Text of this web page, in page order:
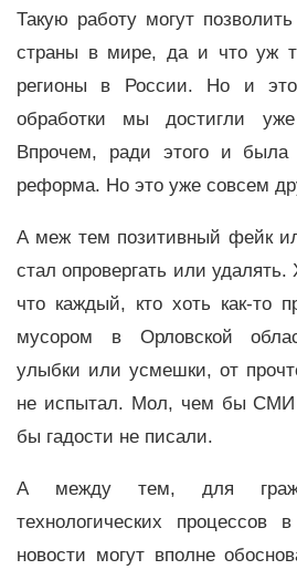
Такую работу могут
страны в мире, да и что уж
регионы в России. Но и
обработки мы достигли
Впрочем, ради этого и была
реформа. Но это уже совсем
А меж тем позитивный фейк
стал опровергать или
что каждый, кто хоть как-то
мусором в Орловской
улыбки или усмешки, от
не испытал. Мол, чем бы
бы гадости не писали.
А между тем, для
технологических
новости могут вполне